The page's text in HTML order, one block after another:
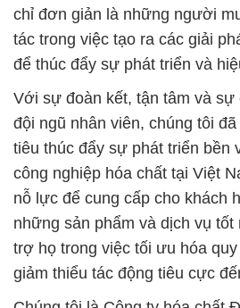
chỉ đơn giản là những người
tác trong việc tạo ra các giải
để thúc đẩy sự phát triển và
Với sự đoàn kết, tận tâm và sự
đội ngũ nhân viên, chúng tôi
tiêu thúc đẩy sự phát triển bền
công nghiệp hóa chất tại Việt
nỗ lực để cung cấp cho khách
những sản phẩm và dịch vụ
trợ họ trong việc tối ưu hóa
giảm thiểu tác động tiêu cực